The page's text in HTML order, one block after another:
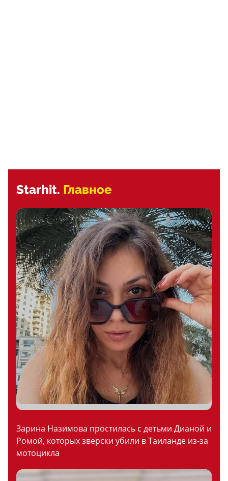
Starhit. Главное
Зарина Назимова простилась с детьми Дианой и
Ромой, которых зверски убили в Таиланде из-за
мотоцикла